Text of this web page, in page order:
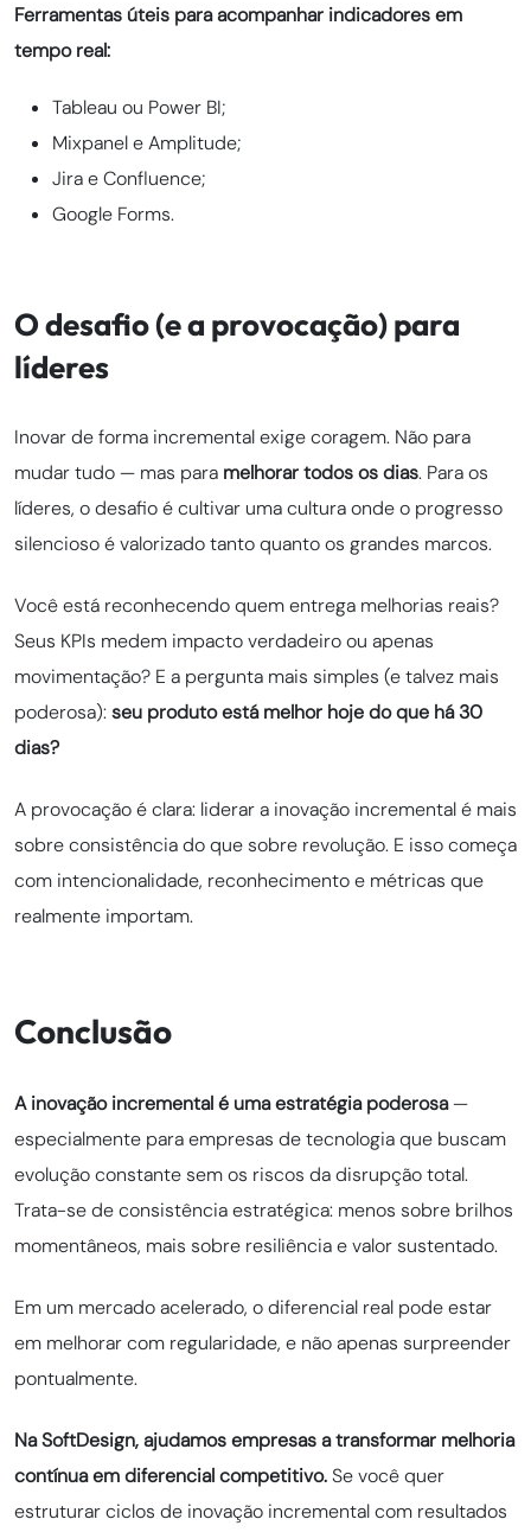
Ferramentas úteis para acompanhar indicadores em
tempo real:
Tableau ou Power BI;
Mixpanel e Amplitude;
Jira e Confluence;
Google Forms.
O desafio (e a provocação) para
líderes
Inovar de forma incremental exige coragem. Não para
mudar tudo — mas para melhorar todos os dias. Para os
líderes, o desafio é cultivar uma cultura onde o progresso
silencioso é valorizado tanto quanto os grandes marcos.
Você está reconhecendo quem entrega melhorias reais?
Seus KPIs medem impacto verdadeiro ou apenas
movimentação? E a pergunta mais simples (e talvez mais
poderosa):seu produto está melhor hoje do que há 30
dias?
A provocação é clara: liderar a inovação incremental é mais
sobre consistência do que sobre revolução. E isso começa
com intencionalidade, reconhecimento e métricas que
realmente importam.
Conclusão
A inovação incremental é uma estratégia poderosa—
especialmente para empresas de tecnologia que buscam
evolução constante sem os riscos da disrupção total.
Trata-se de consistência estratégica: menos sobre brilhos
momentâneos, mais sobre resiliência e valor sustentado.
Em um mercado acelerado, o diferencial real pode estar
em melhorar com regularidade, e não apenas surpreender
pontualmente.
Na SoftDesign, ajudamos empresas a transformar melhoria
contínua em diferencial competitivo.Se você quer
estruturar ciclos de inovação incremental com resultados